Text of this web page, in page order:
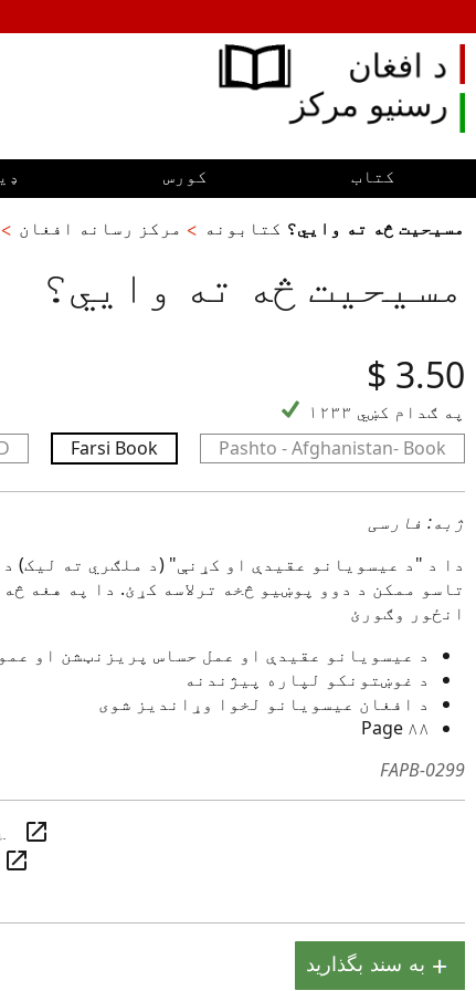
کتاب کورس
مرکز رسانه افغان کتابونه مسیحیت څه ته وایي؟
مسیحیت څه ته وایي؟
‎$ 3.50
۱۲۳۳ په ګدام کښي
Farsi Book Pashto - Afghanistan- Book
ژبه: فارسی
دا د "د عیسویانو عقیدې او کړنې" (د ملګري ته لیک)
تاسو ممکن د دوو پوښیو څخه ترلاسه کړئ. دا په هغه
انځور وګورئ
د عیسويانو عقیدې او عمل حساس پریزنټشن او
د غوښتونکو لپاره پیژندنه
د افغان عیسویانو لخوا وړاندیز شوی
۸۸ Page
FAPB-0299